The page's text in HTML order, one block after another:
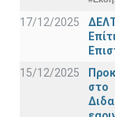
17/12/2025
15/12/2025